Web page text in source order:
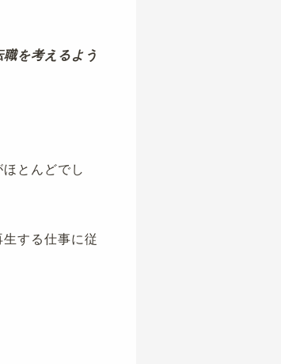
を考えるよう
とんどでし
する仕事に従